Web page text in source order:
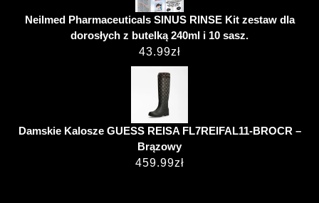
Neilmed Pharmaceuticals SINUS RINSE Kit zestaw dla
dorosłych z butelką 240ml i 10 sasz.
43.99zł
Damskie Kalosze GUESS REISA FL7REIFAL11-BROCR –
Brązowy
459.99zł